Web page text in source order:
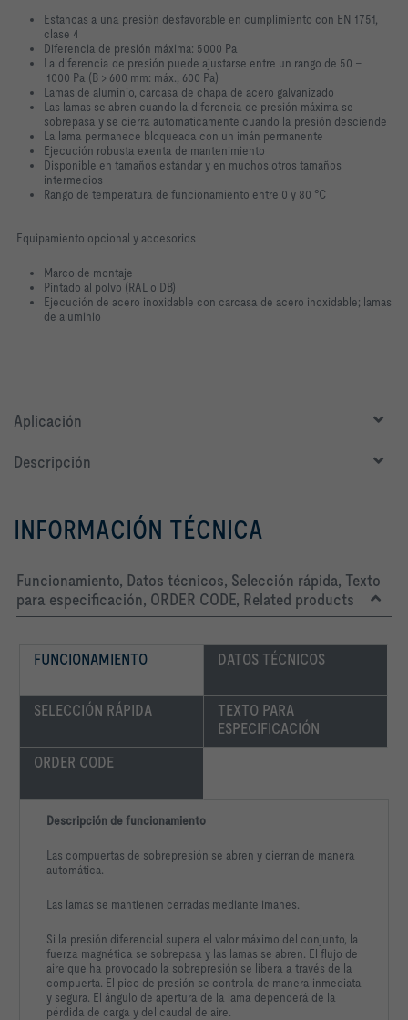
Estancas a una presión desfavorable en cumplimiento con EN 1751,
clase 4
Diferencia de presión máxima: 5000 Pa
La diferencia de presión puede ajustarse entre un rango de 50 –
1000 Pa (B > 600 mm: máx., 600 Pa)
Lamas de aluminio, carcasa de chapa de acero galvanizado
Las lamas se abren cuando la diferencia de presión máxima se
sobrepasa y se cierra automaticamente cuando la presión desciende
La lama permanece bloqueada con un imán permanente
Ejecución robusta exenta de mantenimiento
Disponible en tamaños estándar y en muchos otros tamaños
intermedios
Rango de temperatura de funcionamiento entre 0 y 80 °C
Equipamiento opcional y accesorios
Marco de montaje
Pintado al polvo (RAL o DB)
Ejecución de acero inoxidable con carcasa de acero inoxidable; lamas
de aluminio
Aplicación
Descripción
INFORMACIÓN TÉCNICA
Funcionamiento, Datos técnicos, Selección rápida, Texto
para especificación, ORDER CODE, Related products
FUNCIONAMIENTO DATOS TÉCNICOS
SELECCIÓN RÁPIDA
TEXTO PARA
ESPECIFICACIÓN
ORDER CODE
Descripción de funcionamiento
Las compuertas de sobrepresión se abren y cierran de manera
automática.
Las lamas se mantienen cerradas mediante imanes.
Si la presión diferencial supera el valor máximo del conjunto, la
fuerza magnética se sobrepasa y las lamas se abren. El flujo de
aire que ha provocado la sobrepresión se libera a través de la
compuerta. El pico de presión se controla de manera inmediata
y segura. El ángulo de apertura de la lama dependerá de la
pérdida de carga y del caudal de aire.